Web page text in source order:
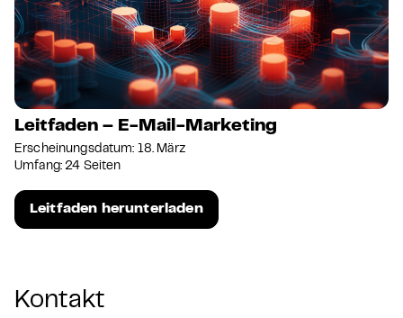
Leitfaden – E-Mail-Marketing
Erscheinungsdatum: 18. März
Umfang: 24 Seiten
Leitfaden herunterladen
Kontakt